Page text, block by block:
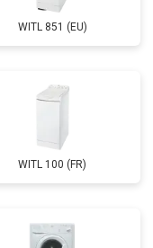
WITL 851 (EU)
WITL 100 (FR)